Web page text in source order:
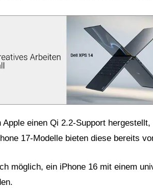
Apple einen Qi 2.2-Support
17-Modelle bieten diese bereits
möglich, ein iPhone 16 mit einem